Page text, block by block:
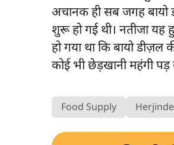
अचानक ही सब जगह बायो
शुरू हो गई थी। नतीजा यह
हो गया था कि बायो
कोई भी छेड़खानी महंगी
Food Supply